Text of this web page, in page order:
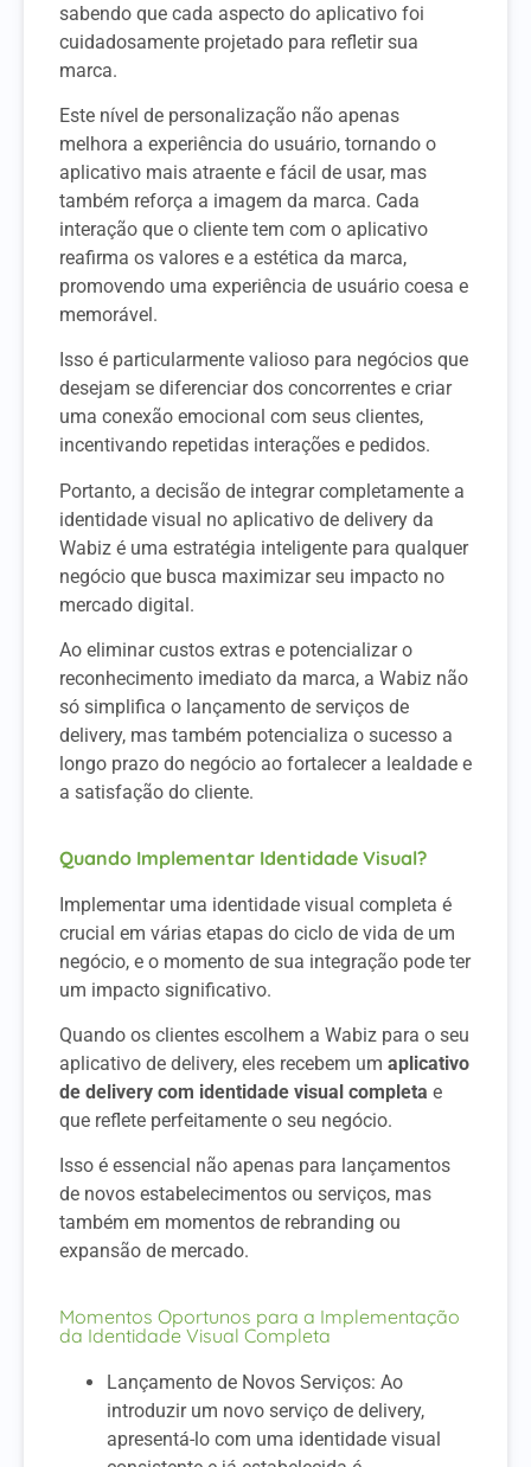
sabendo que cada aspecto do aplicativo foi
cuidadosamente projetado para refletir sua
marca.
Este nível de personalização não apenas
melhora a experiência do usuário, tornando o
aplicativo mais atraente e fácil de usar, mas
também reforça a imagem da marca. Cada
interação que o cliente tem com o aplicativo
reafirma os valores e a estética da marca,
promovendo uma experiência de usuário coesa e
memorável.
Isso é particularmente valioso para negócios que
desejam se diferenciar dos concorrentes e criar
uma conexão emocional com seus clientes,
incentivando repetidas interações e pedidos.
Portanto, a decisão de integrar completamente a
identidade visual no aplicativo de delivery da
Wabiz é uma estratégia inteligente para qualquer
negócio que busca maximizar seu impacto no
mercado digital.
Ao eliminar custos extras e potencializar o
reconhecimento imediato da marca, a Wabiz não
só simplifica o lançamento de serviços de
delivery, mas também potencializa o sucesso a
longo prazo do negócio ao fortalecer a lealdade e
a satisfação do cliente.
Quando Implementar Identidade Visual?
Implementar uma identidade visual completa é
crucial em várias etapas do ciclo de vida de um
negócio, e o momento de sua integração pode ter
um impacto significativo.
Quando os clientes escolhem a Wabiz para o seu
aplicativo de delivery, eles recebem um aplicativo
de delivery com identidade visual completa e
que reflete perfeitamente o seu negócio.
Isso é essencial não apenas para lançamentos
de novos estabelecimentos ou serviços, mas
também em momentos de rebranding ou
expansão de mercado.
Momentos Oportunos para a Implementação
da Identidade Visual Completa
Lançamento de Novos Serviços: Ao
introduzir um novo serviço de delivery,
apresentá-lo com uma identidade visual